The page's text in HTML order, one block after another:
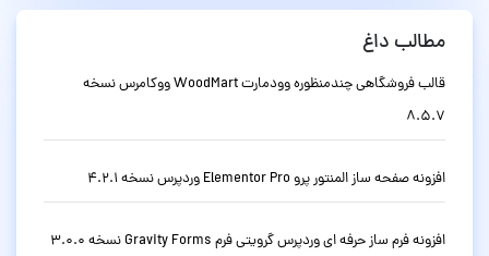
مطالب داغ
قالب فروشگاهی چندمنظوره وودمارت WoodMart ووکامرس نسخه
8.5.7
افزونه صفحه ساز المنتور پرو Elementor Pro وردپرس نسخه 4.2.1
افزونه فرم ساز حرفه ای وردپرس گرویتی فرم Gravity Forms نسخه 3.0.0